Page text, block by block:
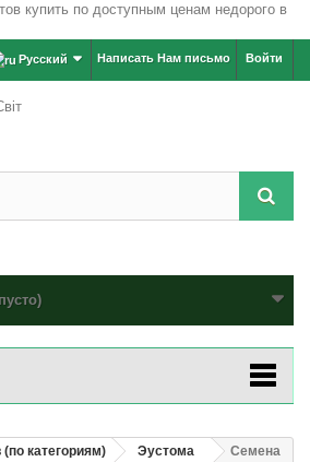
Войти
Написать Нам письмо
Русский
категориям) Эустома
Семена